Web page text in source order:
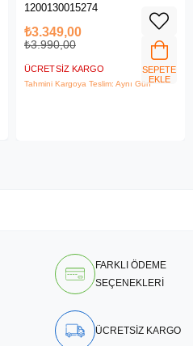
1200130015274
₺3.349,00
₺3.990,00
ÜCRETSIZ KARGO
Tahmini Kargoya Teslim: Aynı Gün
SEPETE
EKLE
FARKLI ÖDEME
SEÇENEKLERİ
ÜCRETSİZ KARGO